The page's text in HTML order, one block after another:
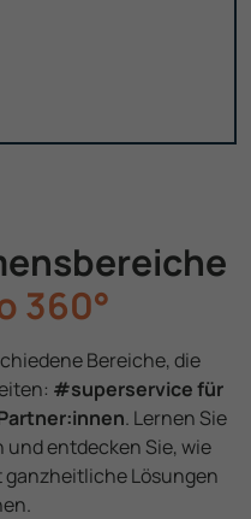
360°
Bereiche, die
#superservice für
. Lernen Sie
entdecken Sie, wie
Lösungen